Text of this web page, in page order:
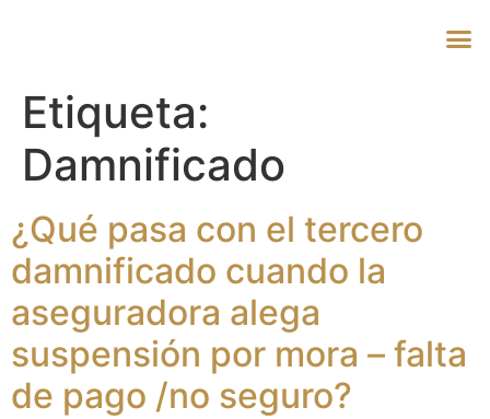
Etiqueta:
Damnificado
¿Qué pasa con el tercero
damnificado cuando la
aseguradora alega
suspensión por mora – falta
de pago /no seguro?